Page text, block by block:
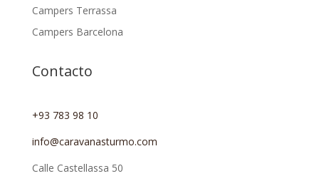
Campers Terrassa
Campers Barcelona
Contacto
+93 783 98 10
info@caravanasturmo.com
Calle Castellassa 50